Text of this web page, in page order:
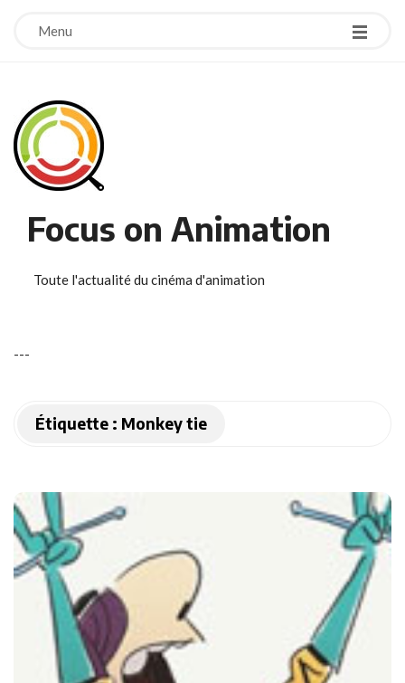
Menu
Focus on Animation
Toute l'actualité du cinéma d'animation
---
Étiquette : Monkey tie